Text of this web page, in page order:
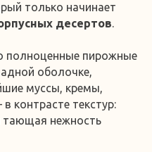
только начинает
десертов.
полноценные пирожные
оболочке,
муссы, кремы,
контрасте текстур:
тающая нежность